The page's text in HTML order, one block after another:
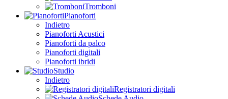
Tromboni
Pianoforti
Indietro
Pianoforti Acustici
Pianoforti da palco
Pianoforti digitali
Pianoforti ibridi
Studio
Indietro
Registratori digitali